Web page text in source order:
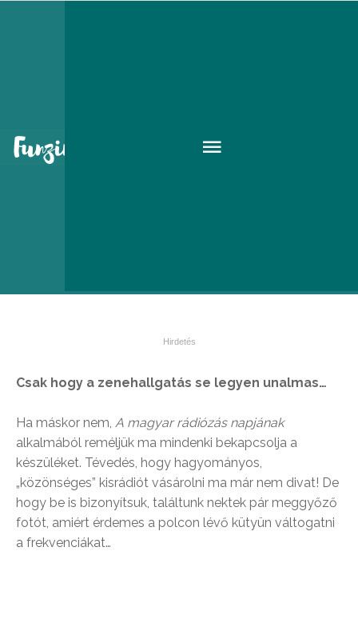
Csak hogy a zenehallgatás se legyen unalmas…
Ha máskor nem, A magyar rádiózás napjának
alkalmából reméljük ma mindenki bekapcsolja a
készüléket. Tévedés, hogy hagyományos,
„közönséges” kisrádiót vásárolni ma már nem divat! De
hogy be is bizonyítsuk, találtunk nektek pár meggyőző
fotót, amiért érdemes a polcon lévő kütyün váltogatni
a frekvenciákat…